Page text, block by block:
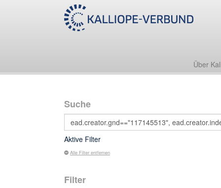
Über
Suche
Aktive Filter
Alle Filter entfernen
Filter